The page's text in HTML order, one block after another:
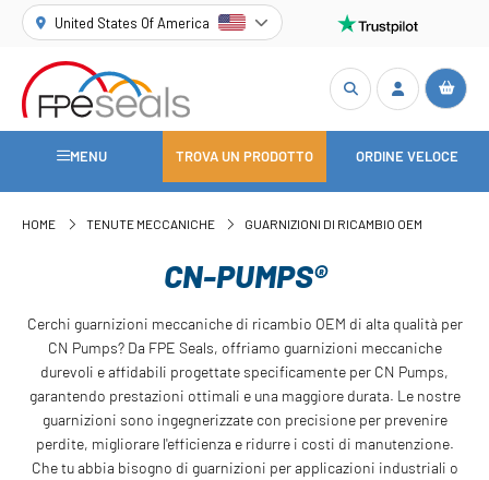
United States Of America
MENU TROVA UN PRODOTTO ORDINE VELOCE
HOME TENUTE MECCANICHE GUARNIZIONI DI RICAMBIO OEM
CN-PUMPS®
Cerchi guarnizioni meccaniche di ricambio OEM di alta qualità per
CN Pumps? Da FPE Seals, offriamo guarnizioni meccaniche
durevoli e affidabili progettate specificamente per CN Pumps,
garantendo prestazioni ottimali e una maggiore durata. Le nostre
guarnizioni sono ingegnerizzate con precisione per prevenire
perdite, migliorare l'efficienza e ridurre i costi di manutenzione.
Che tu abbia bisogno di guarnizioni per applicazioni industriali o